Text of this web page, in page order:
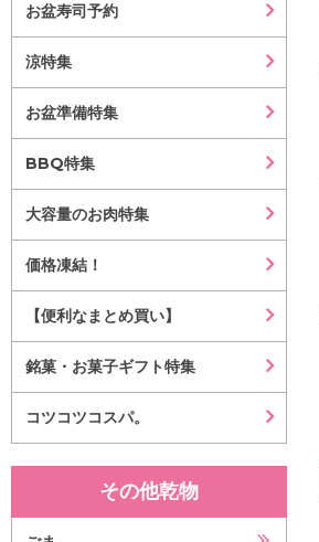
お盆寿司予約
涼特集
お盆準備特集
BBQ特集
大容量のお肉特集
価格凍結！
【便利なまとめ買い】
銘菓・お菓子ギフト特集
コツコツコスパ。
その他乾物